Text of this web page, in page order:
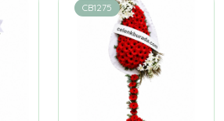
CB1275